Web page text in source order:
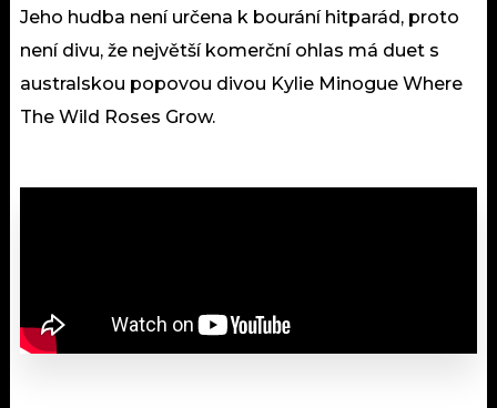
Jeho hudba není určena k bourání hitparád, proto
není divu, že největší komerční ohlas má duet s
australskou popovou divou Kylie Minogue Where
The Wild Roses Grow.